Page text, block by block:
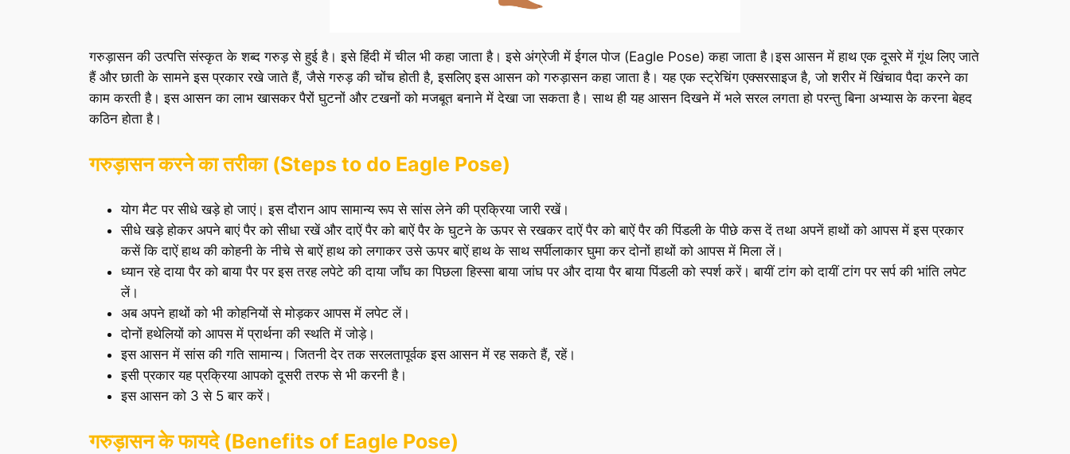
गरुड़ासन की उत्पत्ति संस्कृत के शब्द गरुड़ से हुई है। इसे हिंदी में चील भी कहा जाता है। इसे अंग्रेजी में ईगल पोज (Eagle Pose) कहा जाता है।इस आसन में हाथ एक दूसरे में गूंथ लिए जाते
हैं और छाती के सामने इस प्रकार रखे जाते हैं, जैसे गरुड़ की चोंच होती है, इसलिए इस आसन को गरुड़ासन कहा जाता है। यह एक स्ट्रेचिंग एक्सरसाइज है, जो शरीर में खिंचाव पैदा करने का
काम करती है। इस आसन का लाभ खासकर पैरों घुटनों और टखनों को मजबूत बनाने में देखा जा सकता है। साथ ही यह आसन दिखने में भले सरल लगता हो परन्तु बिना अभ्यास के करना बेहद
कठिन होता है।
गरुड़ासन करने का तरीका (Steps to do Eagle Pose)
योग मैट पर सीधे खड़े हो जाएं। इस दौरान आप सामान्य रूप से सांस लेने की प्रक्रिया जारी रखें।
सीधे खड़े होकर अपने बाएं पैर को सीधा रखें और दाऐं पैर को बाऐं पैर के घुटने के ऊपर से रखकर दाऐं पैर को बाऐं पैर की पिंडली के पीछे कस दें तथा अपनें हाथों को आपस में इस प्रकार
कसें कि दाऐं हाथ की कोहनी के नीचे से बाऐं हाथ को लगाकर उसे ऊपर बाऐं हाथ के साथ सर्पीलाकार घुमा कर दोनों हाथों को आपस में मिला लें।
ध्यान रहे दाया पैर को बाया पैर पर इस तरह लपेटे की दाया जाँघ का पिछला हिस्सा बाया जांघ पर और दाया पैर बाया पिंडली को स्पर्श करें। बायीं टांग को दायीं टांग पर सर्प की भांति लपेट
लें।
अब अपने हाथों को भी कोहनियों से मोड़कर आपस में लपेट लें।
दोनों हथेलियों को आपस में प्रार्थना की स्थति में जोड़े।
इस आसन में सांस की गति सामान्य। जितनी देर तक सरलतापूर्वक इस आसन में रह सकते हैं, रहें।
इसी प्रकार यह प्रक्रिया आपको दूसरी तरफ से भी करनी है।
इस आसन को 3 से 5 बार करें।
गरुड़ासन के फायदे (Benefits of Eagle Pose)